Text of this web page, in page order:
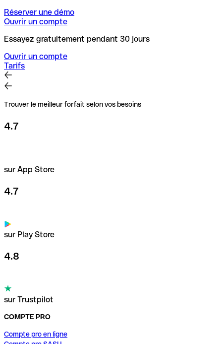
Réserver une démo
Ouvrir un compte
Essayez gratuitement pendant 30 jours
Ouvrir un compte
Tarifs
Trouver le meilleur forfait selon vos besoins
4.7
sur App Store
4.7
sur Play Store
4.8
sur Trustpilot
COMPTE PRO
Compte pro en ligne